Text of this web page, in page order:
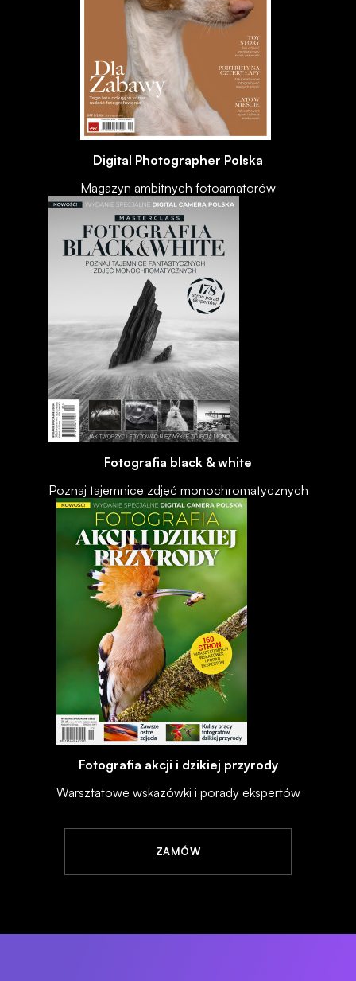
Digital Photographer Polska
Magazyn ambitnych fotoamatorów
Fotografia black & white
Poznaj tajemnice zdjęć monochromatycznych
Fotografia akcji i dzikiej przyrody
Warsztatowe wskazówki i porady ekspertów
ZAMÓW